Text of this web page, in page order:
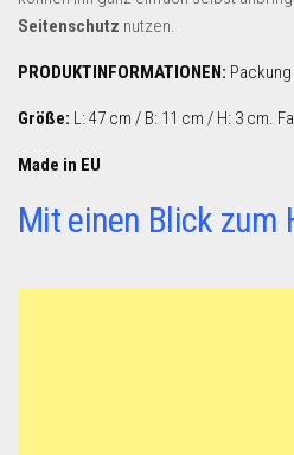
Seitenschutz nutzen.
PRODUKTINFORMATIONEN:
Größe: L: 47 cm / B: 11 cm / H: 3 cm.
Made in EU
Mit einen Blick zum